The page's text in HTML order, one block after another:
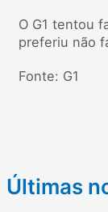
O G1 tentou
preferiu não
Fonte: G1
Últimas